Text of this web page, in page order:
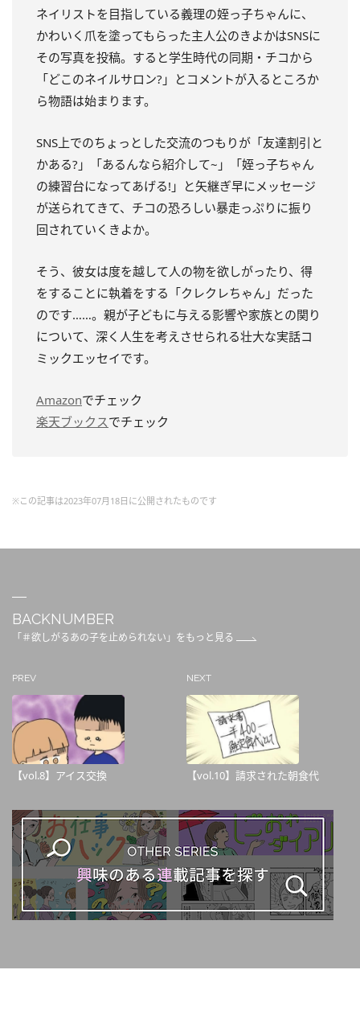
ネイリストを目指している義理の姪っ子ちゃんに、
かわいく爪を塗ってもらった主人公のきよかはSNSに
その写真を投稿。すると学生時代の同期・チコから
「どこのネイルサロン?」とコメントが入るところか
ら物語は始まります。
SNS上でのちょっとした交流のつもりが「友達割引と
かある?」「あるんなら紹介して~」「姪っ子ちゃん
の練習台になってあげる!」と矢継ぎ早にメッセージ
が送られてきて、チコの恐ろしい暴走っぷりに振り
回されていくきよか。
そう、彼女は度を越して人の物を欲しがったり、得
をすることに執着をする「クレクレちゃん」だった
のです……。親が子どもに与える影響や家族との関り
について、深く人生を考えさせられる壮大な実話コ
ミックエッセイです。
Amazonでチェック
楽天ブックス でチェック
※この記事は2023年07月18日に公開されたものです
BACKNUMBER
「＃欲しがるあの子を止められない」をもっと見る
PREV
【vol.8】アイス交換
NEXT
【vol.10】請求された朝食代